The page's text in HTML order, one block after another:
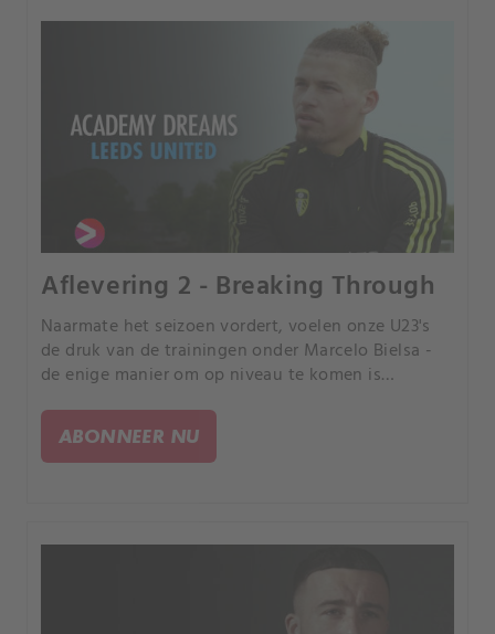
Aflevering 2 - Breaking Through
Naarmate het seizoen vordert, voelen onze U23's
de druk van de trainingen onder Marcelo Bielsa -
de enige manier om op niveau te komen is
ABONNEER NU